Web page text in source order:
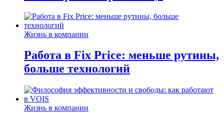
Жизнь в компании
Работа в Fix Price: меньше рутины,
больше технологий
Жизнь в компании